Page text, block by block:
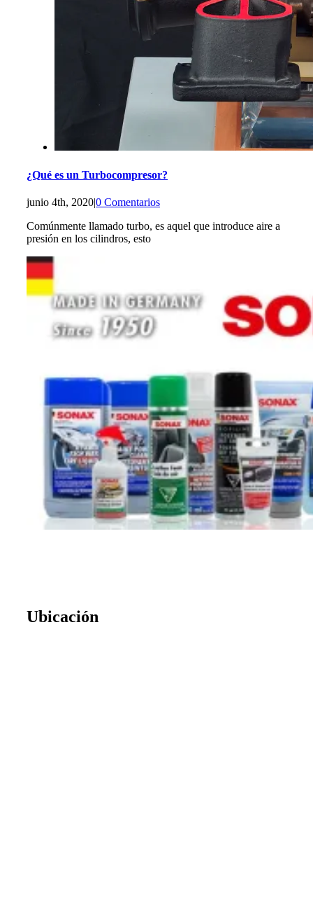
¿Qué es un Turbocompresor?
junio 4th, 2020|0 Comentarios
Comúnmente llamado turbo, es aquel que introduce aire a
presión en los cilindros, esto
Ubicación